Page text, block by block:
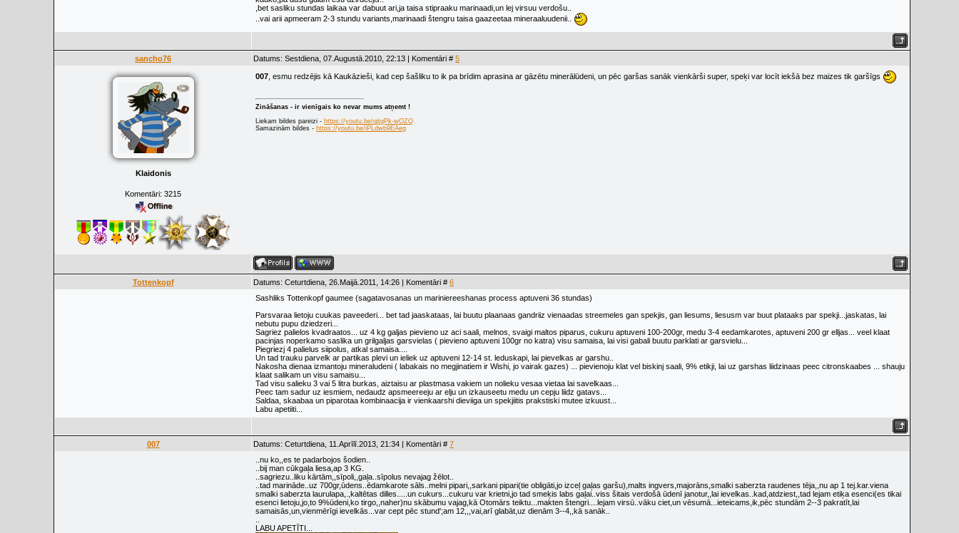
,bet sasliku stundas laikaa var dabuut ari,ja taisa stipraaku marinaadi,un lej virsuu verdošu..
..vai arii apmeeram 2-3 stundu variants,marinaadi štengru taisa gaazeetaa mineraaluudenii..
sancho76 Datums: Sestdiena, 07.Augustā.2010, 22:13 | Komentāri # 5
Klaidonis
Komentāri: 3215
007 , esmu redzējis kā Kaukāzieši, kad cep šašliku to ik pa brīdim aprasina ar gāzētu minerālūdeni, un pēc garšas sanāk vienkārši super, speķi var locīt iekšā bez maizes tik garšīgs
Zināšanas - ir vienīgais ko nevar mums atņemt !
Liekam bildes pareizi - https://youtu.be/qjtgPk-wOZQ
Samazinām bildes - https://youtu.be/iPLdwb9EAeg
Tottenkopf Datums: Ceturtdiena, 26.Maijā.2011, 14:26 | Komentāri # 6
Sashliks Tottenkopf gaumee (sagatavosanas un mariniereeshanas process aptuveni 36 stundas)
Parsvaraa lietoju cuukas paveederi... bet tad jaaskataas, lai buutu plaanaas gandriiz vienaadas streemeles gan spekjis, gan liesums, liesusm var buut plataaks par spekji...jaskatas, lai
nebutu pupu dziedzeri...
Sagriez palielos kvadraatos... uz 4 kg galjas pievieno uz aci saali, melnos, svaigi maltos piparus, cukuru aptuveni 100-200gr, medu 3-4 eedamkarotes, aptuveni 200 gr elljas... veel klaat
pacinjas noperkamo saslika un grilgaljas garsvielas ( pievieno aptuveni 100gr no katra) visu samaisa, lai visi gabali buutu parklati ar garsvielu...
Piegriezj 4 palielus siipolus, atkal samaisa....
Un tad trauku parvelk ar partikas plevi un ieliek uz aptuveni 12-14 st. leduskapi, lai pievelkas ar garshu..
Nakosha dienaa izmantoju mineraludeni ( labakais no megjinatiem ir Wishi, jo vairak gazes) ... pievienoju klat vel biskinj saali, 9% etikji, lai uz garshas liidzinaas peec citronskaabes ... shauju
klaat salikam un visu samaisu...
Tad visu salieku 3 vai 5 litra burkas, aiztaisu ar plastmasa vakiem un nolieku vesaa vietaa lai savelkaas...
Peec tam sadur uz iesmiem, nedaudz apsmeereeju ar elju un izkauseetu medu un cepju liidz gatavs...
Saldaa, skaabaa un piparotaa kombinaacija ir vienkaarshi dieviiga un spekjiitis prakstiski mutee izkuust...
Labu apetiiti...
007 Datums: Ceturtdiena, 11.Aprīlī.2013, 21:34 | Komentāri # 7
..nu ko,,es te padarbojos šodien..
..bij man cūkgaļa liesa,ap 3 KG.
..sagriezu..liku kārtām,,sīpoli,,gaļa..sīpolus nevajag žēlot..
..tad marināde..uz 700gr,ūdens..ēdamkarote sāls..melni pipari,,sarkani pipari(tie obligāti,jo izceļ gaļas garšu),malts ingvers,majorāns,smalki saberzta raudenes tēja,,nu ap 1 tej.kar.viena
smalki saberzta laurulapa,.,kaltētas dilles.....un cukurs...cukuru var krietni,jo tad smeķis labs gaļai..viss šitais verdošā ūdenī janotur,,lai ievelkas..kad,atdziest,,tad lejam etiķa esenci(es tikai
esenci lietoju,jo,to 9%ūdeni,ko tirgo,,naher)nu skābumu vajag,kā Otomārs teiktu...makten štengri....lejam virsū..vāku ciet,un vēsumā...ieteicams,ik,pēc stundām 2--3 pakratīt,lai
samaisās,un,vienmērīgi ievelkās...var cept pēc stund';am 12,,,vai,arī glabāt,uz dienām 3--4,,kā sanāk..
LABU APETĪTI...